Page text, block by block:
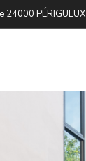
24000 PÉRIGUEUX